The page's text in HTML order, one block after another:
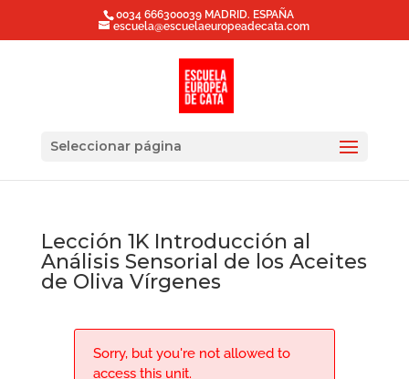
0034 666300039 MADRID. ESPAÑA
escuela@escuelaeuropeadecata.com
Seleccionar página
Lección 1K Introducción al
Análisis Sensorial de los Aceites
de Oliva Vírgenes
Sorry, but you're not allowed to
access this unit.